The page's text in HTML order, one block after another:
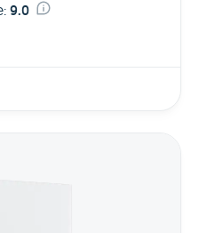
: 9.0